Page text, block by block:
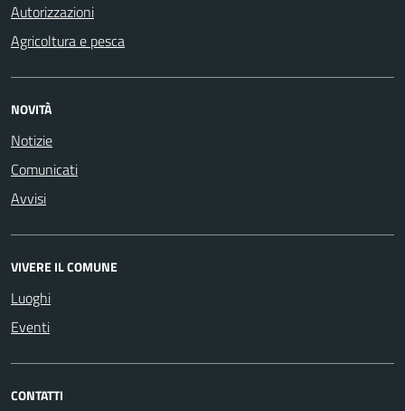
Autorizzazioni
Agricoltura e pesca
NOVITÀ
Notizie
Comunicati
Avvisi
VIVERE IL COMUNE
Luoghi
Eventi
CONTATTI